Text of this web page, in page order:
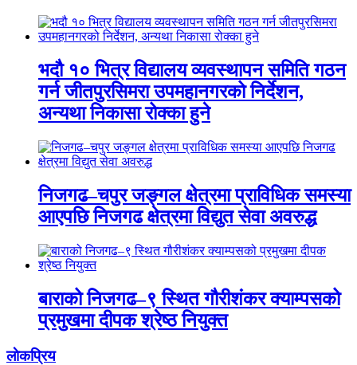
भदौ १० भित्र विद्यालय व्यवस्थापन समिति गठन
गर्न जीतपुरसिमरा उपमहानगरको निर्देशन,
अन्यथा निकासा रोक्का हुने
निजगढ–चपुर जङ्गल क्षेत्रमा प्राविधिक समस्या
आएपछि निजगढ क्षेत्रमा विद्युत सेवा अवरुद्ध
बाराको निजगढ–९ स्थित गौरीशंकर क्याम्पसको
प्रमुखमा दीपक श्रेष्ठ नियुक्त
लाेकप्रिय